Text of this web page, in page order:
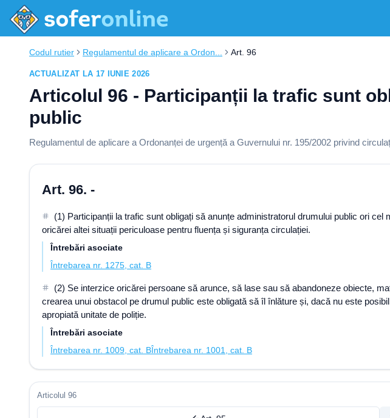
Codul rutier Regulamentul de aplicare a Ordon... Art. 96
ACTUALIZAT LA 17 IUNIE 2026
Articolul 96 - Participanții la trafic sunt
public
Regulamentul de aplicare a Ordonanței de urgență a Guvernului nr. 195/2002 privind
Art. 96. -
(1) Participanții la trafic sunt obligați să anunțe administratorul drumului public ori
oricărei altei situații periculoase pentru fluența și siguranța circulației.
Întrebări asociate
Întrebarea nr. 1275, cat. B
(2) Se interzice oricărei persoane să arunce, să lase sau să abandoneze obiecte,
crearea unui obstacol pe drumul public este obligată să îl înlăture și, dacă nu este
apropiată unitate de poliție.
Întrebări asociate
Întrebarea nr. 1009, cat. BÎntrebarea nr. 1001, cat. B
Articolul 96